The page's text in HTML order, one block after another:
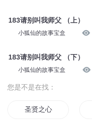
183请别叫我师父 （上）
小狐仙的故事宝盒
183请别叫我师父 （下）
小狐仙的故事宝盒
您是不是在找：
圣贤之心